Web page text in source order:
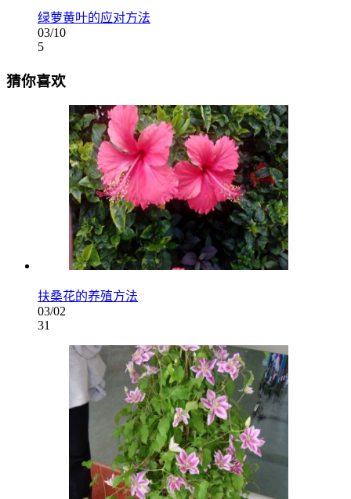
绿萝黄叶的应对方法
03/10
5
猜你喜欢
扶桑花的养殖方法
03/02
31